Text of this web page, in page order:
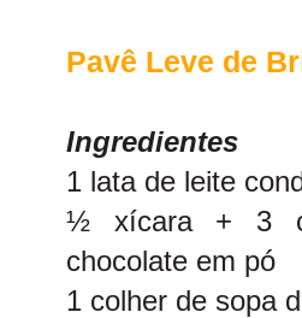
Pavê Leve de
Ingredientes
1 lata de leite
½ xícara + 3
chocolate em pó
1 colher de sopa